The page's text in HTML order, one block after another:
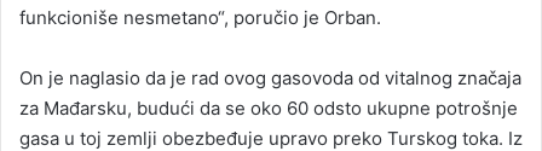
funkcioniše nesmetano“, poručio je Orban.
On je naglasio da je rad ovog gasovoda od vitalnog značaja
za Mađarsku, budući da se oko 60 odsto ukupne potrošnje
gasa u toj zemlji obezbeđuje upravo preko Turskog toka. Iz